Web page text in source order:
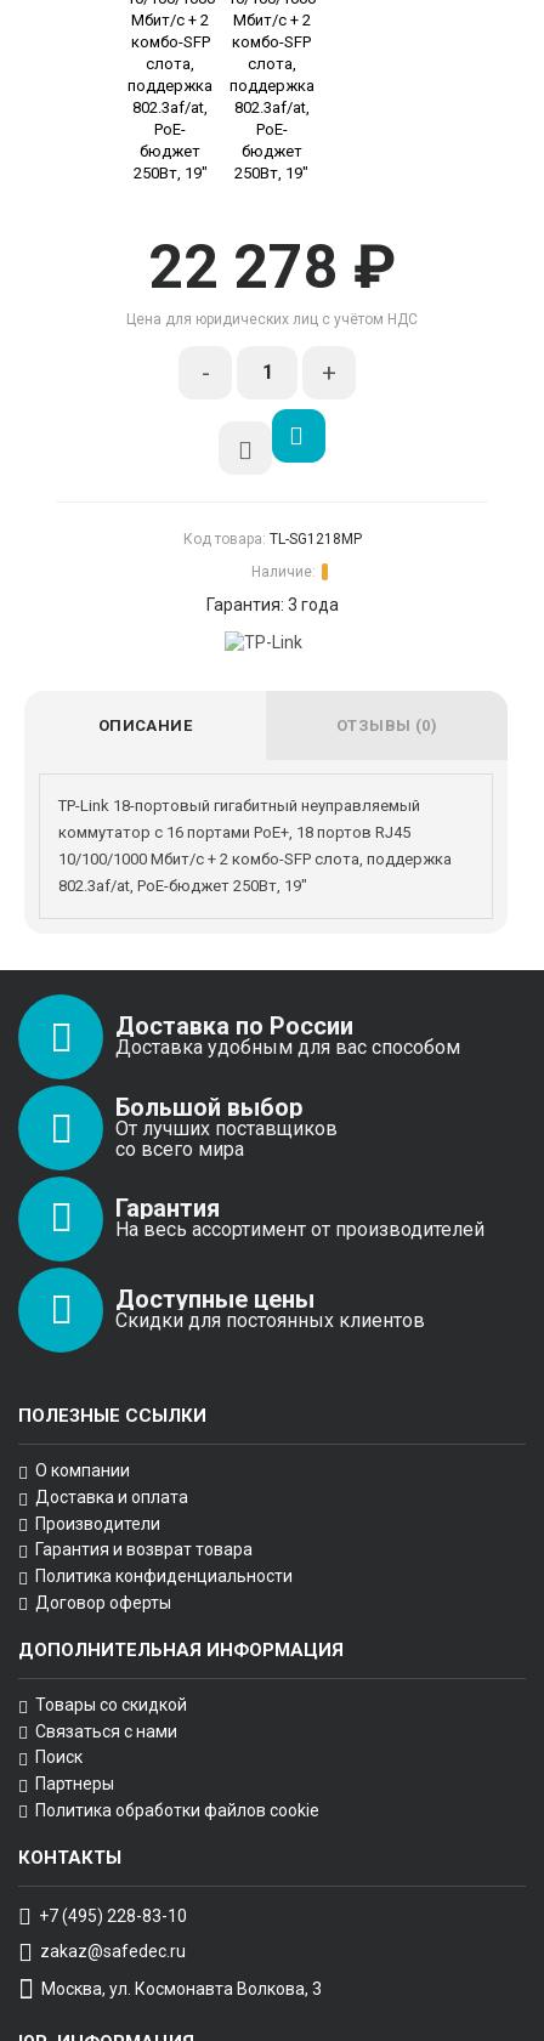
ОПИСАНИЕ ОТЗЫВЫ (0)
TP-Link 18-портовый гигабитный неуправляемый
коммутатор с 16 портами PoE+, 18 портов RJ45
10/100/1000 Мбит/с + 2 комбо-SFP слота, поддержка
802.3af/at, PoE-бюджет 250Вт, 19"
22 278 ₽
Цена для юридических лиц с учётом НДС
- +
Код товара: TL-SG1218MP
Наличие:
Гарантия: 3 года
Доставка по России
Доставка удобным для вас способом
Большой выбор
От лучших поставщиков
со всего мира
Гарантия
На весь ассортимент от производителей
Доступные цены
Скидки для постоянных клиентов
ПОЛЕЗНЫЕ ССЫЛКИ
О компании
Доставка и оплата
Производители
Гарантия и возврат товара
Политика конфиденциальности
Договор оферты
ДОПОЛНИТЕЛЬНАЯ ИНФОРМАЦИЯ
Товары со скидкой
Связаться с нами
Поиск
Партнеры
Политика обработки файлов cookie
КОНТАКТЫ
+7 (495) 228-83-10
zakaz@safedec.ru
Москва, ул. Космонавта Волкова, 3